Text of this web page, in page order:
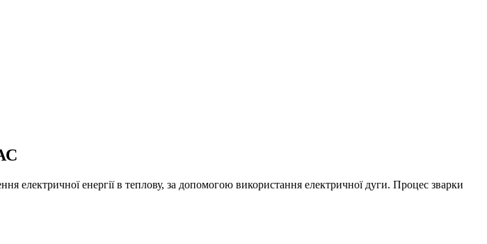
електричної енергії в теплову, за допомогою використання електричної дуги. Процес зварки